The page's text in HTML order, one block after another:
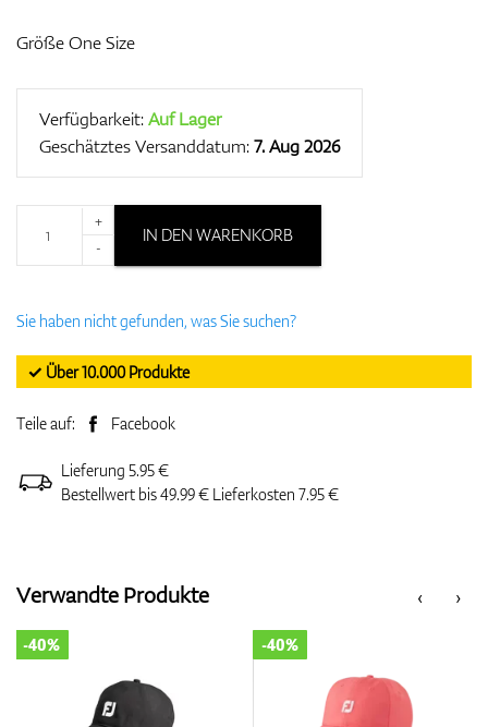
Größe One Size
Verfügbarkeit:Auf Lager
Geschätztes Versanddatum:7. Aug 2026
+
-
IN DEN WARENKORB
Sie haben nicht gefunden, was Sie suchen?
✓ Über 10.000 Produkte
Teile auf: Facebook
Lieferung 5.95 €
Bestellwert bis 49.99 € Lieferkosten 7.95 €
‹
Verwandte Produkte ›
-40% -40%